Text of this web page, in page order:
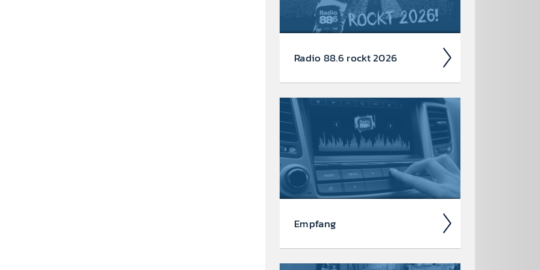
Radio 88.6 rockt 2026
Auch 2026 heißt es: Wir sind
ROCK­FEST! Jetzt schon die Tickets für
unsere 88.6 Events checken.
Empfang